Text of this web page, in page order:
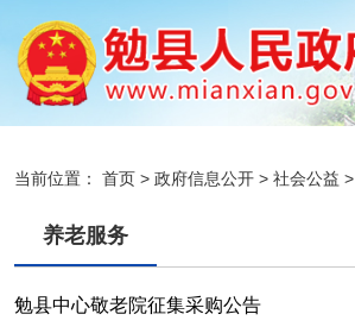
当前位置： 首页 > 政府信息公开 > 社会公益 >
养老服务
勉县中心敬老院征集采购公告